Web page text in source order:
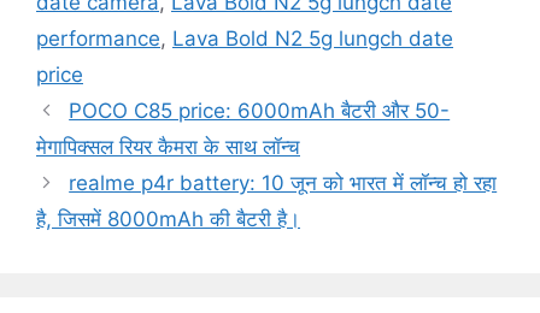
performance, Lava Bold N2 5g lungch date
price
POCO C85 price: 6000mAh बैटरी और 50-
मेगापिक्सल रियर कैमरा के साथ लॉन्च
realme p4r battery: 10 जून को भारत में लॉन्च हो रहा
है, जिसमें 8000mAh की बैटरी है।